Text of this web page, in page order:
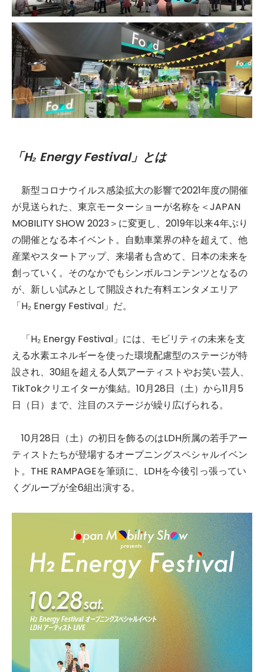
「H₂ Energy Festival」とは
新型コロナウイルス感染拡大の影響で2021年度の開催
が見送られた、東京モーターショーが名称を＜JAPAN
MOBILITY SHOW 2023＞に変更し、2019年以来4年ぶり
の開催となる本イベント。自動車業界の枠を超えて、他
産業やスタートアップ、来場者も含めて、日本の未来を
創っていく。そのなかでもシンボルコンテンツとなるの
が、新しい試みとして開設された有料エンタメエリア
「H₂ Energy Festival」だ。
「H₂ Energy Festival」には、モビリティの未来を支
える水素エネルギーを使った環境配慮型のステージが特
設され、30組を超える人気アーティストやお笑い芸人、
TikTokクリエイターが集結。10月28日（土）から11月5
日（日）まで、注目のステージが繰り広げられる。
10月28日（土）の初日を飾るのはLDH所属の若手アー
ティストたちが登場するオープニングスペシャルイベン
ト。THE RAMPAGEを筆頭に、LDHを今後引っ張ってい
くグループが全6組出演する。